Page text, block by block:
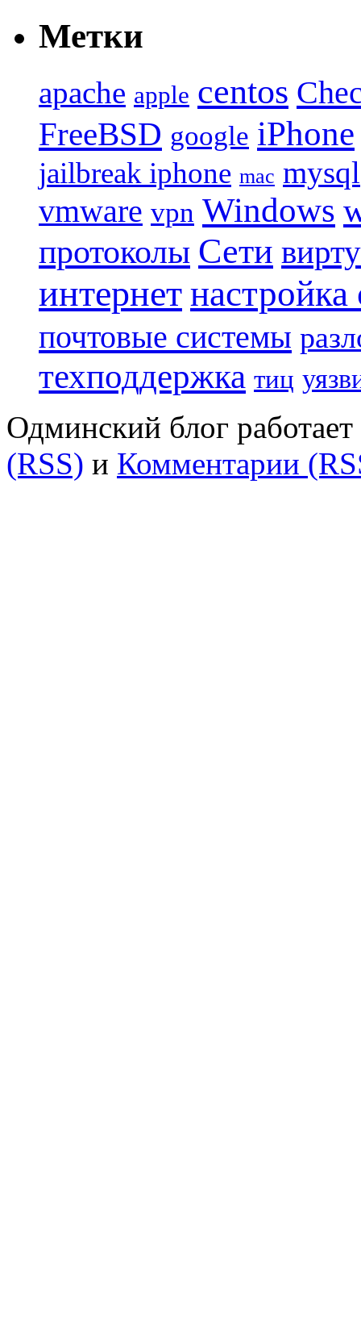
Метки
apache apple centos
FreeBSD google iPhone
jailbreak iphone mac mysql
vmware vpn Windows
протоколы Сети
интернет
почтовые системы
техподдержка тиц
Одминский блог
(RSS) и Комментарии